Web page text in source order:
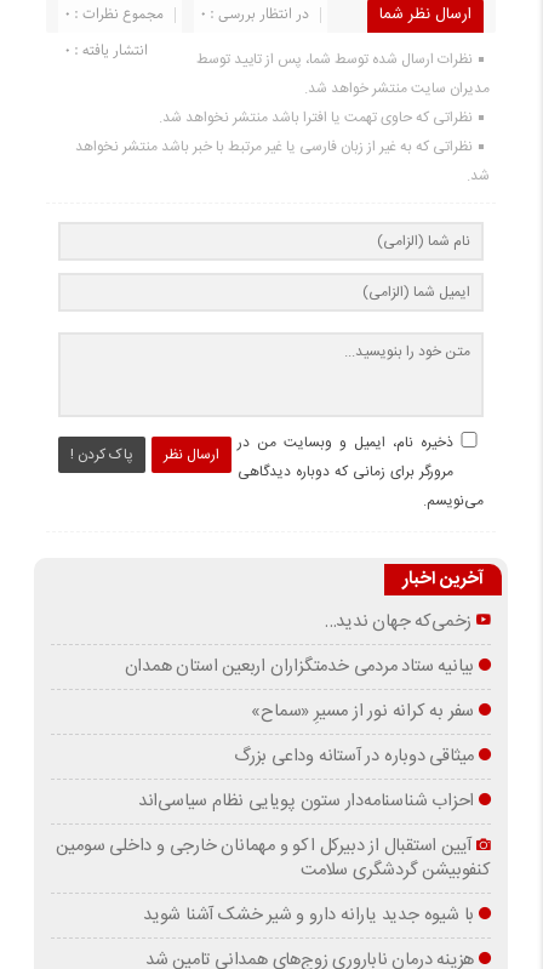
ارسال نظر شما مجموع نظرات : 0
در انتظار بررسی : 0
انتشار یافته : 0
نظرات ارسال شده توسط شما، پس از تایید توسط
مدیران سایت منتشر خواهد شد.
نظراتی که حاوی تهمت یا افترا باشد منتشر نخواهد شد.
نظراتی که به غیر از زبان فارسی یا غیر مرتبط با خبر باشد منتشر نخواهد
شد.
ارسال نظر پاک کردن !
ذخیره نام، ایمیل و وبسایت من در
مرورگر برای زمانی که دوباره دیدگاهی
می‌نویسم.
آخرین اخبار
زخمی‌که جهان ندید…
بیانیه ستاد مردمی خدمتگزاران اربعین استان همدان
سفر به کرانه‌ نور از مسیرِ «سماح»
میثاقی دوباره در آستانه‌ وداعی بزرگ
احزاب شناسنامه‌دار ستون پویایی نظام سیاسی‌اند
آیین استقبال از دبیرکل اکو و مهمانان خارجی و داخلی سومین
کنفوبیشن گردشگری سلامت
با شیوه جدید یارانه دارو و شیر خشک آشنا شوید
هزینه درمان ناباروری زوج‌های همدانی تامین شد